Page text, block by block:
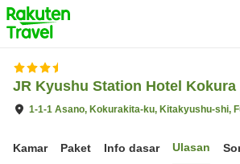
to
top
page
JR Kyushu Station Hotel Kokura
1-1-1 Asano, Kokurakita-ku, Kitakyushu-shi,
Kamar Paket Info dasar Ulasan